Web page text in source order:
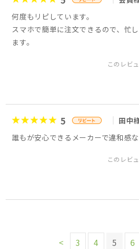
何度もリピしています。
スマホで簡単に注文できるので、忙
ます。
このレビ
5 田中
誰もが安心できるメーカーで違和感な
このレビ
< 3 4 5 6